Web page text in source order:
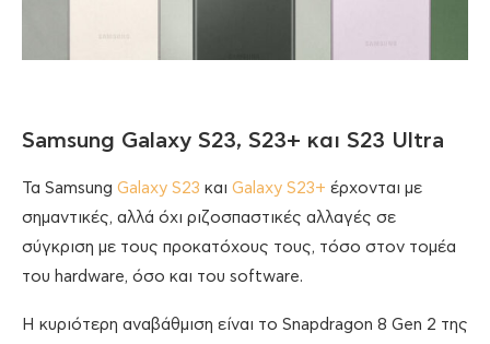
Samsung Galaxy S23, S23+ και S23 Ultra
Τα Samsung Galaxy S23 και Galaxy S23+ έρχονται με
σημαντικές, αλλά όχι ριζοσπαστικές αλλαγές σε
σύγκριση με τους προκατόχους τους, τόσο στον τομέα
του hardware, όσο και του software.
Η κυριότερη αναβάθμιση είναι το Snapdragon 8 Gen 2 της